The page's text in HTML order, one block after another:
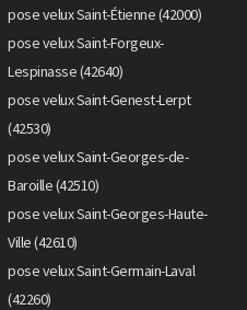
pose velux Saint-Étienne (42000)
pose velux Saint-Forgeux-
Lespinasse (42640)
pose velux Saint-Genest-Lerpt
(42530)
pose velux Saint-Georges-de-
Baroille (42510)
pose velux Saint-Georges-Haute-
Ville (42610)
pose velux Saint-Germain-Laval
(42260)